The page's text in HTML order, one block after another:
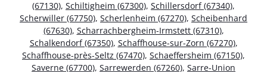
(67130), Schiltigheim (67300), Schillersdorf (67340),
Scherwiller (67750), Scherlenheim (67270), Scheibenhard
(67630), Scharrachbergheim-Irmstett (67310),
Schalkendorf (67350), Schaffhouse-sur-Zorn (67270),
Schaffhouse-près-Seltz (67470), Schaeffersheim (67150),
Saverne (67700), Sarrewerden (67260), Sarre-Union